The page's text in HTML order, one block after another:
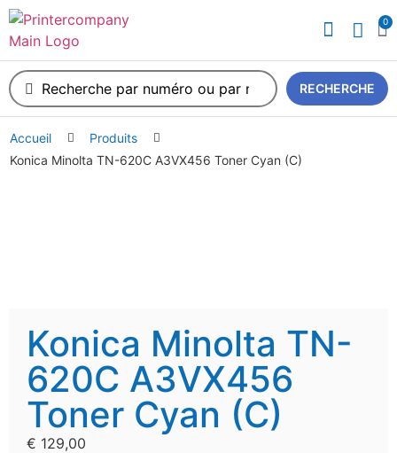
0
RECHERCHE
Accueil
Produits
Konica Minolta TN-620C A3VX456 Toner Cyan (C)
Konica Minolta TN-
620C A3VX456
Toner Cyan (C)
€ 129,00